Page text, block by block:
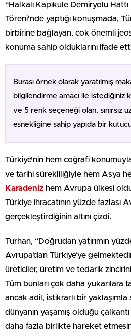
“Halkalı Kapıkule Demiryolu
Töreni’nde yaptığı konuşmada,
birbirine bağlayan, çok önemli
konuma sahip olduklarını ifade
Burası örnek olarak yaratılmış
bilgilendirme amacı ile istediğiniz
ve 5 renk seçeneği olan, sınırsız
esnekliğine sahip yapıda bir
Türkiye’nin hem coğrafi
ve tarihi sürekliliğiyle hem Asya
Karadeniz hem Avrupa ülkesi
Türkiye ihracatının yüzde fazlası
gerçekleştirdiğinin altını çizdi.
Turhan, “Doğrudan yatırımın
Avrupa’dan Türkiye’ye
üreticiler, üretim ve tedarik
Tüm bunları çok daha yukarılara
ancak adil, istikrarlı bir yaklaşımla
dünyanın yaşamış olduğu
daha fazla birlikte hareket